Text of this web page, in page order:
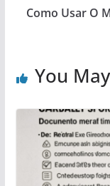
Como Usar O
You